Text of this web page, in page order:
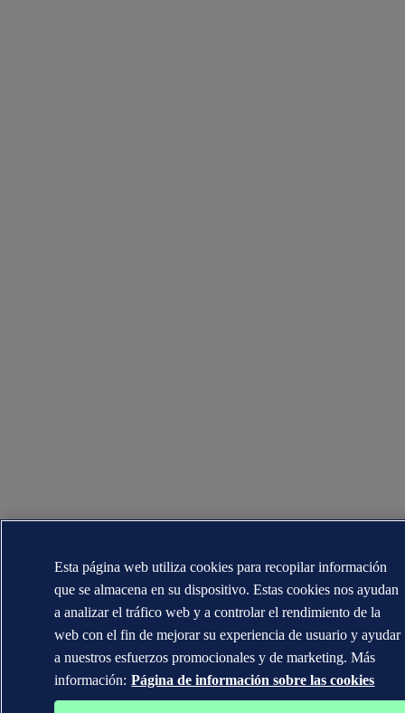
Esta página web utiliza cookies para recopilar información
que se almacena en su dispositivo. Estas cookies nos ayudan
a analizar el tráfico web y a controlar el rendimiento de la
web con el fin de mejorar su experiencia de usuario y ayudar
a nuestros esfuerzos promocionales y de marketing. Más
información: Página de información sobre las cookies